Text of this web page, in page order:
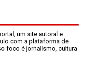
um site autoral e
com a plataforma de
foco é jornalismo, cultura